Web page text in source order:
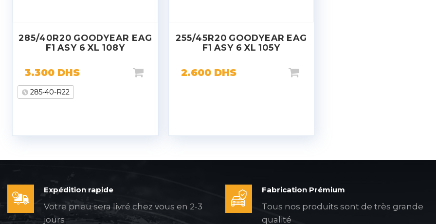
285/40R20 GOODYEAR EAG
F1 ASY 6 XL 108Y
3.300 DHS
285-40-R22
255/45R20 GOODYEAR EAG
F1 ASY 6 XL 105Y
2.600 DHS
Expédition rapide
Votre pneu sera livré chez vous en 2-3
jours
Fabrication Prémium
Tous nos produits sont de très grande
qualité